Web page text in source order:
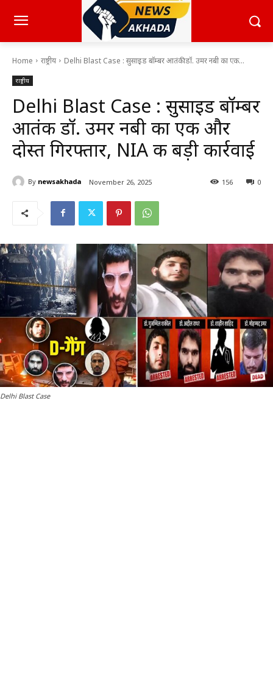
Home राष्ट्रीय Delhi Blast Case : सुसाइड बॉम्बर आतंकी डॉ. उमर नबी का एक...
राष्ट्रीय
Delhi Blast Case : सुसाइड बॉम्बर
आतंकी डॉ. उमर नबी का एक और
दोस्त गिरफ्तार, NIA की बड़ी कार्रवाई
By newsakhada November 26, 2025 0
156
Delhi Blast Case